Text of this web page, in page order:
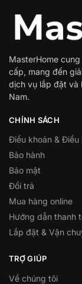
MasterHome
cấp, mang đến
dịch vụ lắp đặt và
Nam.
CHÍNH SÁCH
Điều khoản & Điều
Bảo hành
Bảo mật
Đổi trả
Mua hàng online
Hướng dẫn thanh
Lắp đặt & Vận
TRỢ GIÚP
Về chúng tôi